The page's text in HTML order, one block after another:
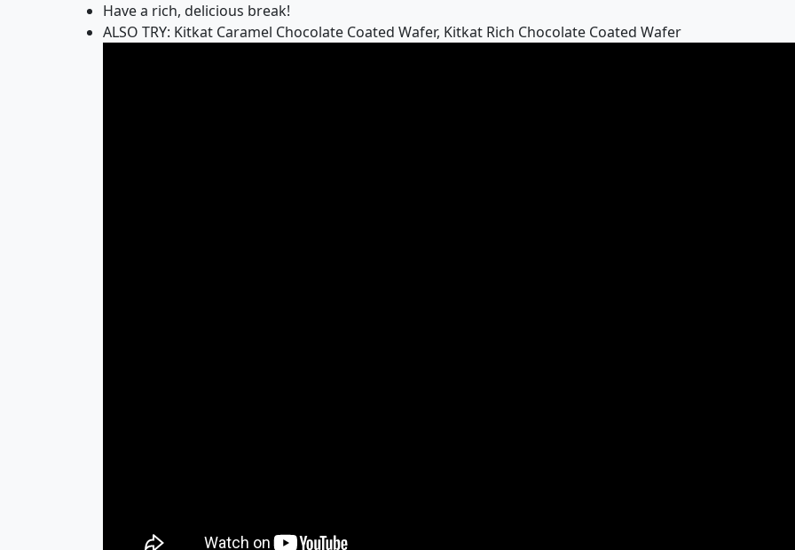
Have a rich, delicious break!
ALSO TRY: Kitkat Caramel Chocolate Coated Wafer, Kitkat Rich Chocolate Coated Wafer